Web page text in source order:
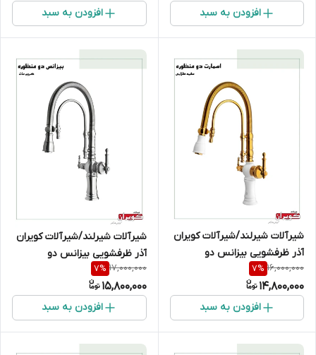
افزودن به سبد افزودن به سبد
شیرآلات شیرلند/شیرآلات کویران
آذر ظرفشویی بیزانس دو
منظوره/سفید طلایی
16,000,000
7%
14,800,000
افزودن به سبد
شیرآلات شیرلند/شیرآلات کویران
آذر ظرفشویی بیزانس دو
منظوره/کروم مات
17,000,000
7%
15,800,000
افزودن به سبد